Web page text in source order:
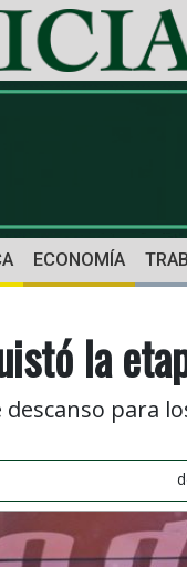
ECONOMÍA
la
descanso para